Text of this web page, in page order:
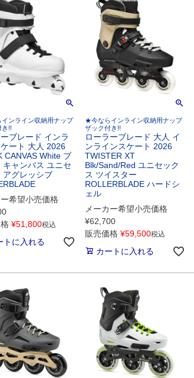
ンライン収納用ナップ
き!!
ブレード インラ
ート 大人 2026
CANVAS White ブ
キャンバス ユニセ
アグレッシブ
ー希望小売価格
¥51,800税込
トに入れる
★今ならインライン収納用ナップ
ザック付き!!
ローラーブレード 大人 イ
ンラインスケート 2026
TWISTER XT
Blk/Sand/Red ユニセック
ス ツイスター
ROLLERBLADE ハードシ
ェル
メーカー希望小売価格
¥62,700
販売価格 ¥59,500税込
カートに入れる